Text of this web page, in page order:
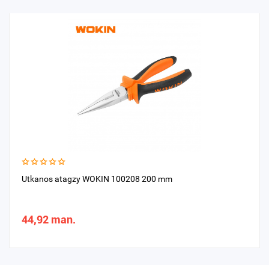
Utkanos atagzy WOKIN 100208 200 mm
44,92 man.